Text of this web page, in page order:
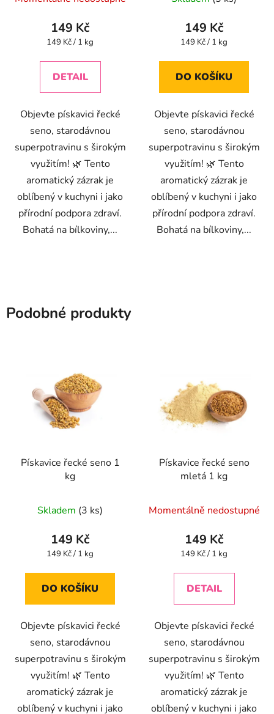
hodnocení
produktu
je
z
149 Kč
Měrná
149 Kč / 1 kg
DETAIL
Objevte pískavici řecké
seno, starodávnou
superpotravinu s širokým
využitím! 🌿 Tento
aromatický zázrak je
oblíbený v kuchyni i jako
přírodní podpora zdraví.
Bohatá na bílkoviny,...
hodnocení
produktu
je
z
149 Kč
Měrná
149 Kč / 1 kg
DO KOŠÍKU
Objevte pískavici řecké
seno, starodávnou
superpotravinu s širokým
využitím! 🌿 Tento
aromatický zázrak je
oblíbený v kuchyni i jako
přírodní podpora zdraví.
Bohatá na bílkoviny,...
Podobné produkty
Pískavice řecké seno 1
kg
hodnocení
produktu
je
z
Skladem (3 ks)
149 Kč
Měrná
149 Kč / 1 kg
DO KOŠÍKU
Objevte pískavici řecké
seno, starodávnou
superpotravinu s širokým
využitím! 🌿 Tento
aromatický zázrak je
oblíbený v kuchyni i jako
Pískavice řecké seno
mletá 1 kg
hodnocení
produktu
je
z
Momentálně nedostupné
149 Kč
Měrná
149 Kč / 1 kg
DETAIL
Objevte pískavici řecké
seno, starodávnou
superpotravinu s širokým
využitím! 🌿 Tento
aromatický zázrak je
oblíbený v kuchyni i jako